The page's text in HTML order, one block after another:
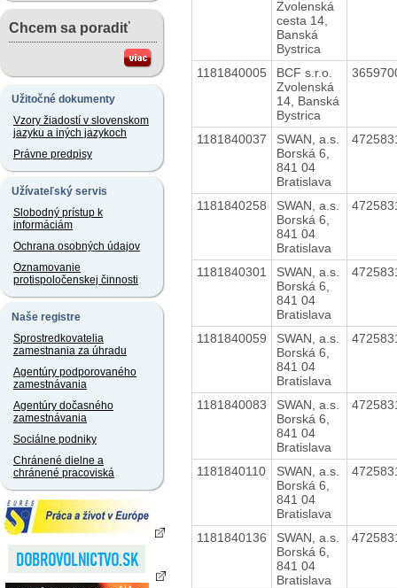
Chcem sa poradiť
Užitočné dokumenty
Vzory žiadostí v slovenskom
jazyku a iných jazykoch
Právne predpisy
Užívateľský servis
Slobodný prístup k
informáciám
Ochrana osobných údajov
Oznamovanie
protispoločenskej činnosti
Naše registre
Sprostredkovatelia
zamestnania za úhradu
Agentúry podporovaného
zamestnávania
Agentúry dočasného
zamestnávania
Sociálne podniky
Chránené dielne a
chránené pracoviská
Zvolenská
cesta 14,
Banská
Bystrica
1181840005
BCF s.r.o.
Zvolenská
14, Banská
Bystrica
1181840037
SWAN, a.s.
Borská 6,
841 04
Bratislava
1181840258
SWAN, a.s.
Borská 6,
841 04
Bratislava
1181840301
SWAN, a.s.
Borská 6,
841 04
Bratislava
1181840059
SWAN, a.s.
Borská 6,
841 04
Bratislava
1181840083
SWAN, a.s.
Borská 6,
841 04
Bratislava
1181840110
SWAN, a.s.
Borská 6,
841 04
Bratislava
1181840136
SWAN, a.s.
Borská 6,
841 04
Bratislava